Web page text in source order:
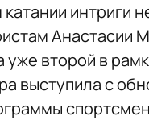
интриги
Анастасии
второй в
выступила с